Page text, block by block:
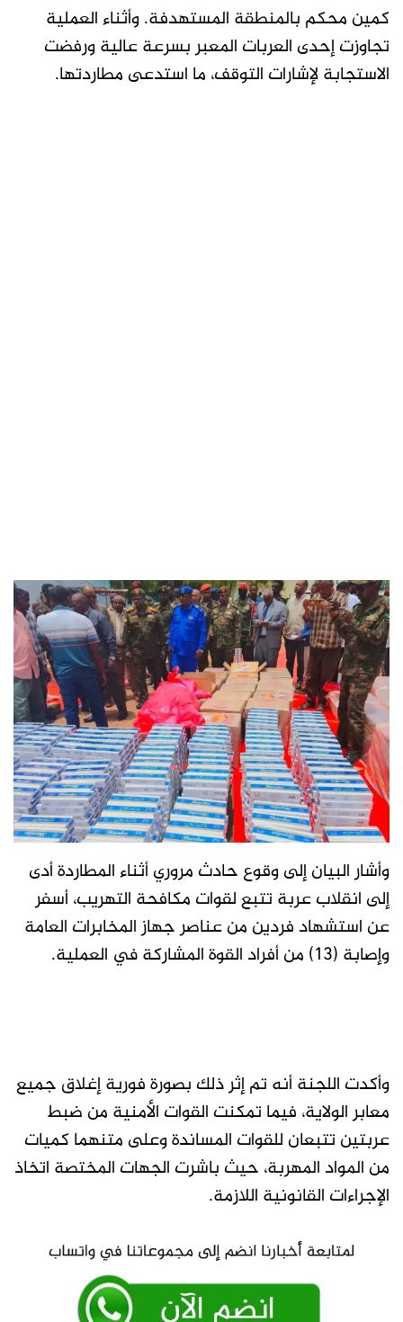
كمين محكم بالمنطقة المستهدفة. وأثناء العملية
تجاوزت إحدى العربات المعبر بسرعة عالية ورفضت
الاستجابة لإشارات التوقف، ما استدعى مطاردتها.
وأشار البيان إلى وقوع حادث مروري أثناء المطاردة أدى
إلى انقلاب عربة تتبع لقوات مكافحة التهريب، أسفر
عن استشهاد فردين من عناصر جهاز المخابرات العامة
وإصابة (13) من أفراد القوة المشاركة في العملية.
وأكدت اللجنة أنه تم إثر ذلك بصورة فورية إغلاق جميع
معابر الولاية، فيما تمكنت القوات الأمنية من ضبط
عربتين تتبعان للقوات المساندة وعلى متنهما كميات
من المواد المهربة، حيث باشرت الجهات المختصة اتخاذ
الإجراءات القانونية اللازمة.